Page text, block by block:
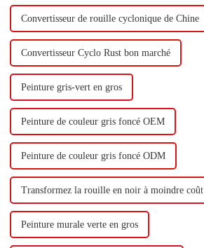
Convertisseur de rouille cyclonique de Chine
Convertisseur Cyclo Rust bon marché
Peinture gris-vert en gros
Peinture de couleur gris foncé OEM
Peinture de couleur gris foncé ODM
Transformez la rouille en noir à moindre coût
Peinture murale verte en gros